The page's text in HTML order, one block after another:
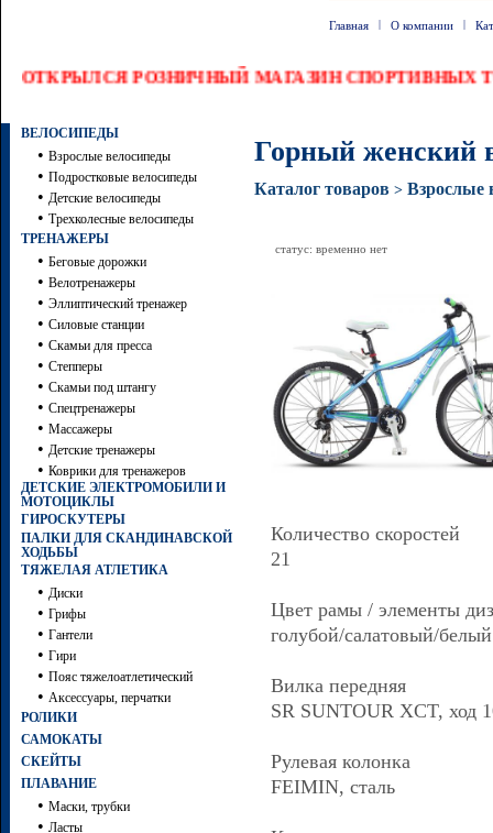
Главная | О компании |
ОТКРЫЛСЯ РОЗНИЧНЫЙ МАГАЗИН
ВЕЛОСИПЕДЫ
• Взрослые велосипеды
• Подростковые велосипеды
• Детские велосипеды
• Трехколесные велосипеды
ТРЕНАЖЕРЫ
• Беговые дорожки
• Велотренажеры
• Эллиптический тренажер
• Силовые станции
• Скамьи для пресса
• Степперы
• Скамьи под штангу
• Спецтренажеры
• Массажеры
• Детские тренажеры
• Коврики для тренажеров
ДЕТСКИЕ ЭЛЕКТРОМОБИЛИ И
МОТОЦИКЛЫ
ГИРОСКУТЕРЫ
ПАЛКИ ДЛЯ СКАНДИНАВСКОЙ
ХОДЬБЫ
ТЯЖЕЛАЯ АТЛЕТИКА
• Диски
• Грифы
• Гантели
• Гири
• Пояс тяжелоатлетический
• Аксессуары, перчатки
РОЛИКИ
САМОКАТЫ
СКЕЙТЫ
ПЛАВАНИЕ
• Маски, трубки
• Ласты
Горный женский
Каталог товаров > Взрослые
статус: временно нет
Количество скоростей
21
Цвет рамы / элементы
голубой/салатовый/белый
Вилка передняя
SR SUNTOUR XCT, ход
Рулевая колонка
FEIMIN, сталь